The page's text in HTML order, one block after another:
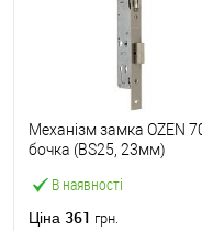
В наявності
Механізм замка OZEN
бочка (BS25, 23мм)
Ціна 361 грн.